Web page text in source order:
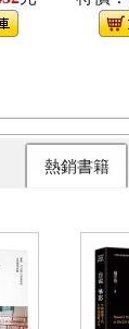
熱銷書籍